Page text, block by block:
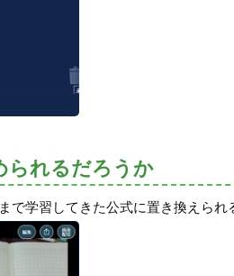
られるだろうか
学習してきた公式に置き換えられ